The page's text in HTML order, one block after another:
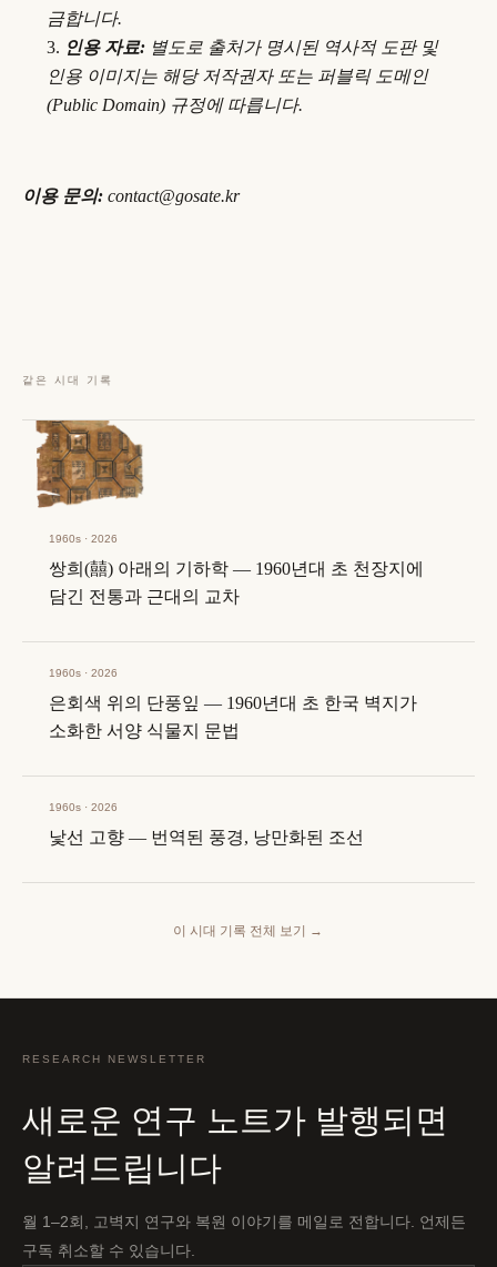
금합니다.
인용 자료: 별도로 출처가 명시된 역사적 도판 및
인용 이미지는 해당 저작권자 또는 퍼블릭 도메인
(Public Domain) 규정에 따릅니다.
이용 문의:contact@gosate.kr
같은 시대 기록
1960s · 2026
쌍희(囍) 아래의 기하학 — 1960년대 초 천장지에
담긴 전통과 근대의 교차
1960s · 2026
은회색 위의 단풍잎 — 1960년대 초 한국 벽지가
소화한 서양 식물지 문법
1960s · 2026
낯선 고향 — 번역된 풍경, 낭만화된 조선
이 시대 기록 전체 보기 →
RESEARCH NEWSLETTER
새로운 연구 노트가 발행되면
알려드립니다
월 1–2회, 고벽지 연구와 복원 이야기를 메일로 전합니다. 언제든
구독 취소할 수 있습니다.